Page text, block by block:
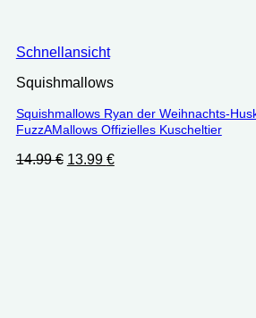
Schnellansicht
Squishmallows
Squishmallows Ryan der Weihnachts-
FuzzAMallows Offizielles Kuscheltier
14.99€ Ursprünglicher
13.99 €Aktueller